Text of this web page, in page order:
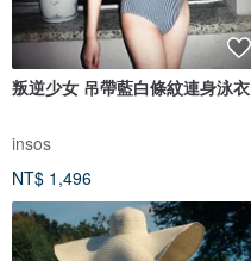
叛逆少女 吊帶藍白條紋連身泳衣
insos
NT$ 1,496